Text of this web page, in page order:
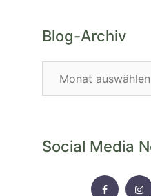
Blog-Archiv
Social Media